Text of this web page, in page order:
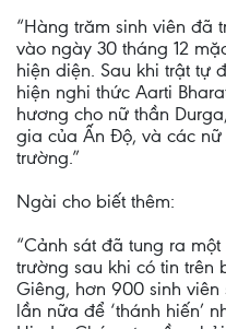
“Hàng trăm sinh viên đã
vào ngày 30 tháng 12
hiện diện. Sau khi trật tự
hiện nghi thức Aarti
hương cho nữ thần
gia của Ấn Độ, và các
trường.”
Ngài cho biết thêm:
“Cảnh sát đã tung ra
trường sau khi có tin trên
Giêng, hơn 900 sinh
lần nữa để ‘thánh hiến’